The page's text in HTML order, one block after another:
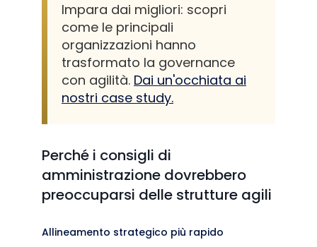
Impara dai migliori: scopri
come le principali
organizzazioni hanno
trasformato la governance
con agilità. Dai un'occhiata ai
nostri case study.
Perché i consigli di
amministrazione dovrebbero
preoccuparsi delle strutture agili
Allineamento strategico più rapido